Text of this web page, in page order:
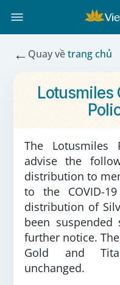
← Quay vềtrang chủ
Lotusmiles
The Lotusmiles
advise the
distribution to
to the COVID-
distribution of
been
further notice.
Gold and
unchanged.